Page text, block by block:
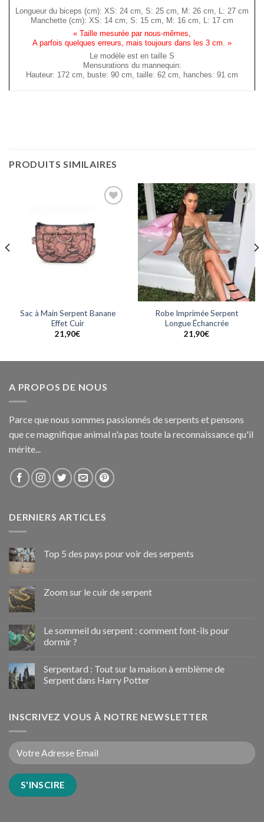
Longueur du biceps (cm): XS: 24 cm, S: 25 cm, M: 26 cm, L: 27 cm
Manchette (cm): XS: 14 cm, S: 15 cm, M: 16 cm, L: 17 cm
« Taille mesurée par nous-mêmes,
A parfois quelques erreurs, mais toujours dans les 3 cm. »
Le modèle est en taille S
Mensurations du mannequin:
Hauteur: 172 cm, buste: 90 cm, taille: 62 cm, hanches: 91 cm
PRODUITS SIMILAIRES
Sac à Main Serpent Banane
Effet Cuir
21,90€
Ajouter
à la
wishlist
Robe Imprimée Serpent
Longue Échancrée
21,90€
A PROPOS DE NOUS
Parce que nous sommes passionnés de serpents et pensons
que ce magnifique animal n'a pas toute la reconnaissance qu'il
mérite...
DERNIERS ARTICLES
Top 5 des pays pour voir des serpents
Zoom sur le cuir de serpent
Le sommeil du serpent : comment font-ils pour
dormir ?
Serpentard : Tout sur la maison à emblème de
Serpent dans Harry Potter
INSCRIVEZ VOUS À NOTRE NEWSLETTER